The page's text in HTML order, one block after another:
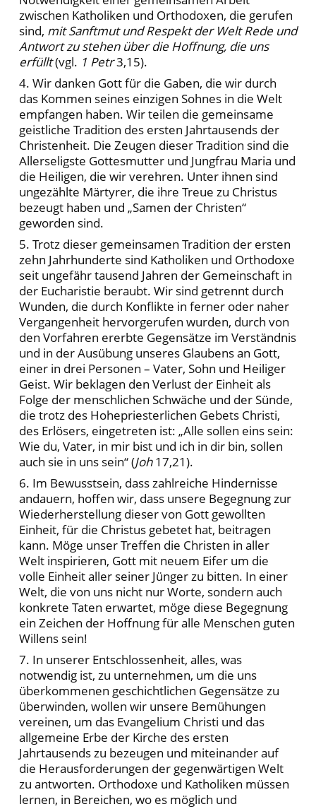
zwischen Katholiken und Orthodoxen, die gerufen
sind, mit Sanftmut und Respekt der Welt Rede und
Antwort zu stehen über die Hoffnung, die uns
erfüllt(vgl. 1 Petr3,15).
4. Wir danken Gott für die Gaben, die wir durch
das Kommen seines einzigen Sohnes in die Welt
empfangen haben. Wir teilen die gemeinsame
geistliche Tradition des ersten Jahrtausends der
Christenheit. Die Zeugen dieser Tradition sind die
Allerseligste Gottesmutter und Jungfrau Maria und
die Heiligen, die wir verehren. Unter ihnen sind
ungezählte Märtyrer, die ihre Treue zu Christus
bezeugt haben und „Samen der Christen“
geworden sind.
5. Trotz dieser gemeinsamen Tradition der ersten
zehn Jahrhunderte sind Katholiken und Orthodoxe
seit ungefähr tausend Jahren der Gemeinschaft in
der Eucharistie beraubt. Wir sind getrennt durch
Wunden, die durch Konflikte in ferner oder naher
Vergangenheit hervorgerufen wurden, durch von
den Vorfahren ererbte Gegensätze im Verständnis
und in der Ausübung unseres Glaubens an Gott,
einer in drei Personen – Vater, Sohn und Heiliger
Geist. Wir beklagen den Verlust der Einheit als
Folge der menschlichen Schwäche und der Sünde,
die trotz des Hohepriesterlichen Gebets Christi,
des Erlösers, eingetreten ist: „Alle sollen eins sein:
Wie du, Vater, in mir bist und ich in dir bin, sollen
auch sie in uns sein“ (Joh17,21).
6. Im Bewusstsein, dass zahlreiche Hindernisse
andauern, hoffen wir, dass unsere Begegnung zur
Wiederherstellung dieser von Gott gewollten
Einheit, für die Christus gebetet hat, beitragen
kann. Möge unser Treffen die Christen in aller
Welt inspirieren, Gott mit neuem Eifer um die
volle Einheit aller seiner Jünger zu bitten. In einer
Welt, die von uns nicht nur Worte, sondern auch
konkrete Taten erwartet, möge diese Begegnung
ein Zeichen der Hoffnung für alle Menschen guten
Willens sein!
7. In unserer Entschlossenheit, alles, was
notwendig ist, zu unternehmen, um die uns
überkommenen geschichtlichen Gegensätze zu
überwinden, wollen wir unsere Bemühungen
vereinen, um das Evangelium Christi und das
allgemeine Erbe der Kirche des ersten
Jahrtausends zu bezeugen und miteinander auf
die Herausforderungen der gegenwärtigen Welt
zu antworten. Orthodoxe und Katholiken müssen
lernen, in Bereichen, wo es möglich und